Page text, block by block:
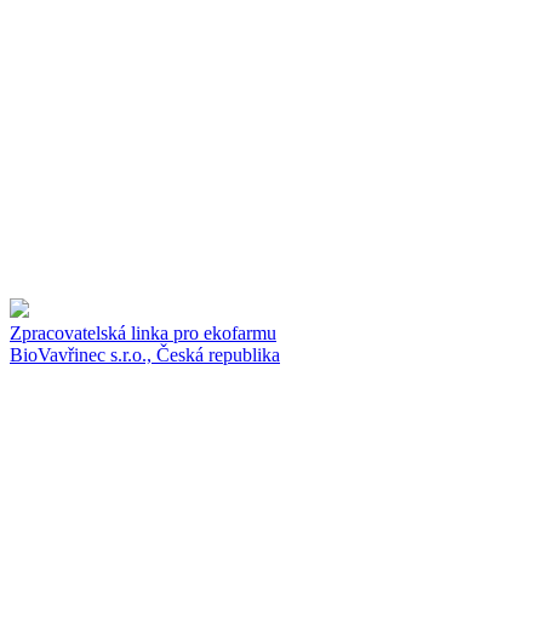
Zpracovatelská linka pro ekofarmu
BioVavřinec s.r.o., Česká republika